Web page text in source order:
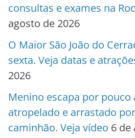
consultas e exames na
agosto de 2026
O Maior São João do
sexta. Veja datas e
2026
Menino escapa por pouco
atropelado e arrastado por
caminhão. Veja vídeo 6 de